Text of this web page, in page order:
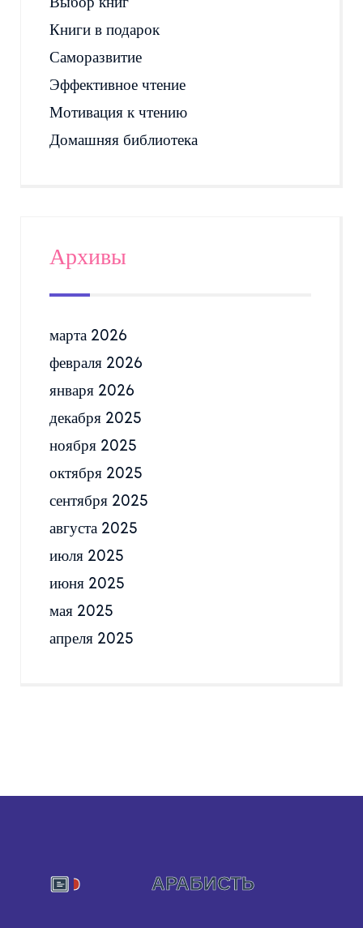
Книги в подарок
Саморазвитие
Эффективное чтение
Мотивация к чтению
Домашняя библиотека
Архивы
марта 2026
февраля 2026
января 2026
декабря 2025
ноября 2025
октября 2025
сентября 2025
августа 2025
июля 2025
июня 2025
мая 2025
апреля 2025